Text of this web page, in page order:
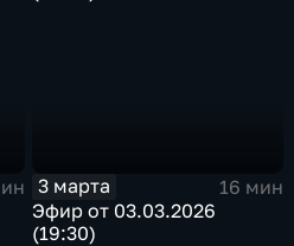
3 марта
16 мин
Эфир от 03.03.2026
(19:30)